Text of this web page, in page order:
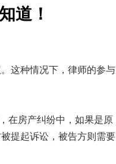
道！
这种情况下，律师的参与
在房产纠纷中，如果是原
提起诉讼，被告方则需要